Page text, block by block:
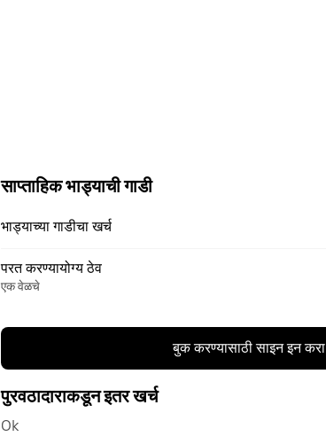
साप्ताहिक भाड्याची गाडी
भाड्याच्या गाडीचा खर्च
परत करण्यायोग्य ठेव
एक वेळचे
बुक करण्यासाठी साइन इन करा
पुरवठादाराकडून इतर खर्च
Ok